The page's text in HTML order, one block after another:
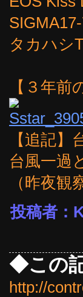
タカハシ
【３年前
【追記】
台風一過
（昨夜観
投稿者：
◆この
http://